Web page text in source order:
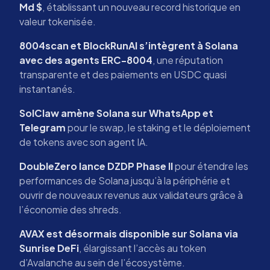
Md $, établissant un nouveau record historique en
valeur tokenisée.
8004scan et BlockRunAI s’intègrent à Solana
avec des agents ERC-8004, une réputation
transparente et des paiements en USDC quasi
instantanés.
SolClaw amène Solana sur WhatsApp et
Telegrampour le swap, le staking et le déploiement
de tokens avec son agent IA.
DoubleZero lance DZDP Phase IIpour étendre les
performances de Solana jusqu’à la périphérie et
ouvrir de nouveaux revenus aux validateurs grâce à
l’économie des shreds.
AVAX est désormais disponible sur Solana via
Sunrise DeFi, élargissant l’accès au token
d’Avalanche au sein de l’écosystème.